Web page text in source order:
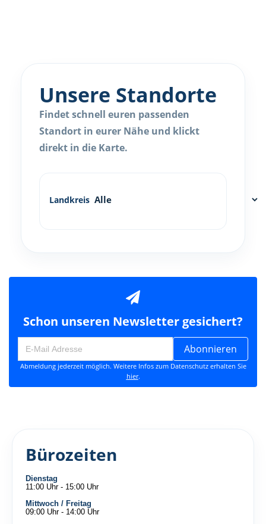
Unsere Standorte
Findet schnell euren passenden
Standort in eurer Nähe und klickt
direkt in die Karte.
Landkreis
Schon unseren Newsletter gesichert?
Abonnieren
Abmeldung jederzeit möglich. Weitere Infos zum Datenschutz erhalten Sie
hier.
Bürozeiten
Dienstag
11:00 Uhr - 15:00 Uhr
Mittwoch / Freitag
09:00 Uhr - 14:00 Uhr